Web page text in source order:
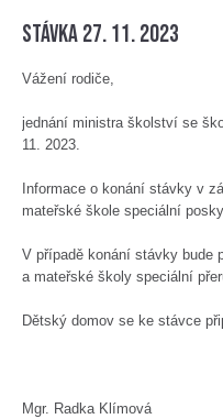
Stávka 27. 11. 2023
Vážení rodiče,
jednání ministra školství se
11. 2023.
Informace o konání stávky v
mateřské škole speciální
V případě konání stávky bude
a mateřské školy speciální
Dětský domov se ke stávce
Mgr. Radka Klímová